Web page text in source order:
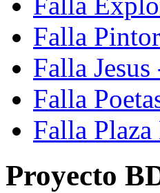
Falla
Falla
Falla
Falla
Proyecto